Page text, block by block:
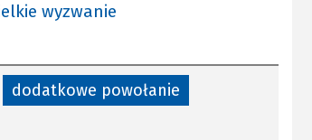
wyzwanie
dodatkowe powołanie